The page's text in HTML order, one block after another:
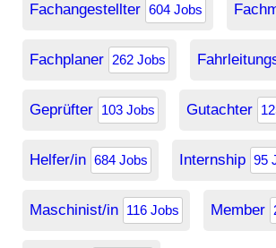
Fachangestellter 604 Jobs
Fachplaner 262 Jobs
Geprüfter 103 Jobs Gutachter
Helfer/in 684 Jobs Internship 95
Maschinist/in 116 Jobs Member